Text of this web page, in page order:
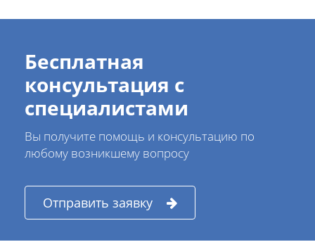
Бесплатная
консультация с
специалистами
Вы получите помощь и консультацию по
любому возникшему вопросу
Отправить заявку